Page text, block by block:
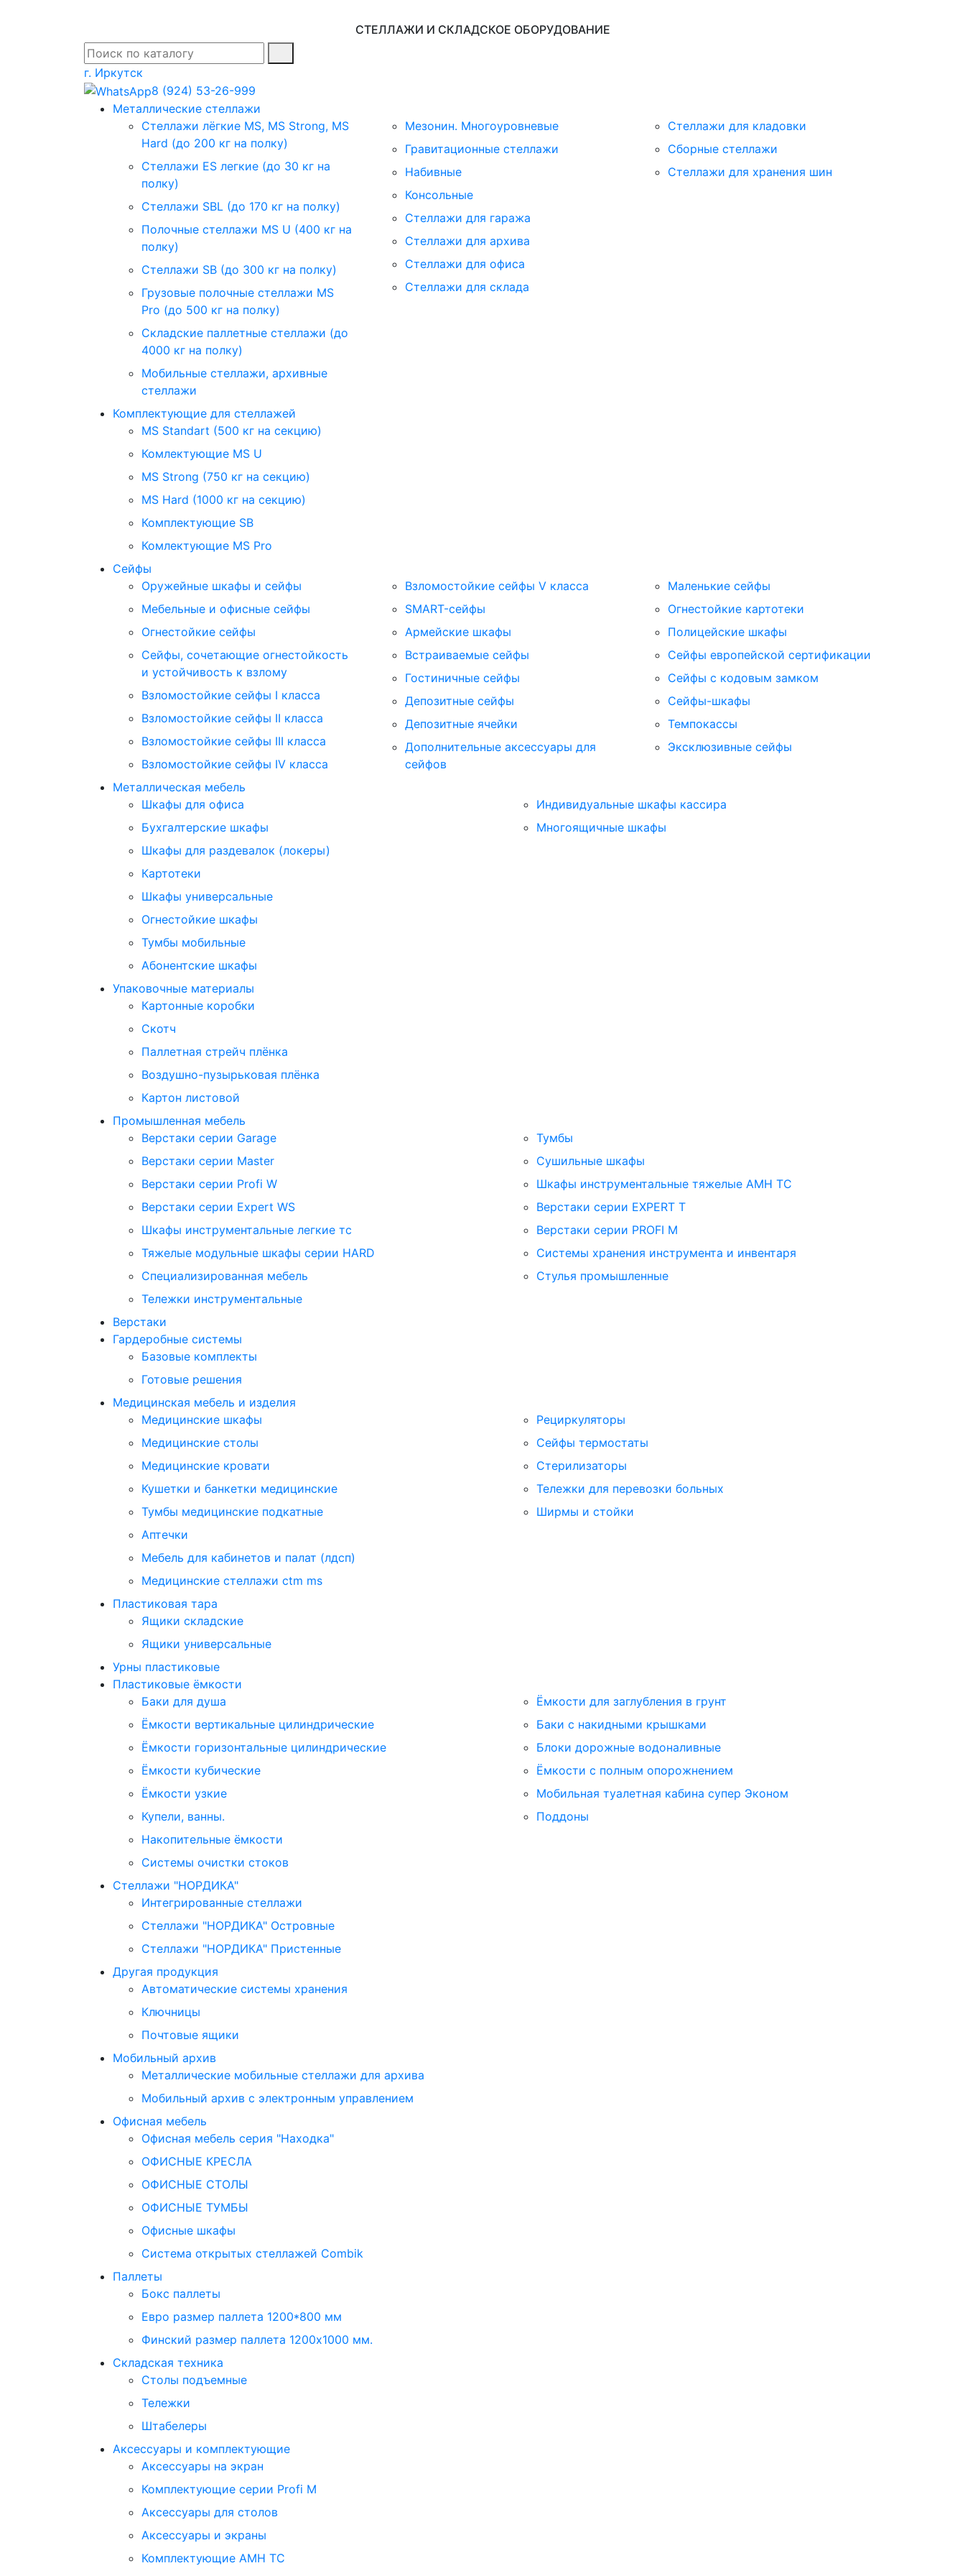
СТЕЛЛАЖИ И СКЛАДСКОЕ ОБОРУДОВАНИЕ
г. Иркутск
8 (924) 53-26-999
Металлические стеллажи
Стеллажи лёгкие MS, MS Strong, MS
Hard (до 200 кг на полку)
Стеллажи ES легкие (до 30 кг на
полку)
Стеллажи SBL (до 170 кг на полку)
Полочные стеллажи MS U (400 кг на
полку)
Стеллажи SB (до 300 кг на полку)
Грузовые полочные стеллажи MS
Pro (до 500 кг на полку)
Складские паллетные стеллажи (до
4000 кг на полку)
Мобильные стеллажи, архивные
стеллажи
Мезонин. Многоуровневые
Гравитационные стеллажи
Набивные
Консольные
Стеллажи для гаража
Стеллажи для архива
Стеллажи для офиса
Стеллажи для склада
Стеллажи для кладовки
Сборные стеллажи
Стеллажи для хранения шин
Комплектующие для стеллажей
MS Standart (500 кг на секцию)
Комлектующие MS U
MS Strong (750 кг на секцию)
MS Hard (1000 кг на секцию)
Комплектующие SB
Комлектующие MS Pro
Сейфы
Оружейные шкафы и сейфы
Мебельные и офисные сейфы
Огнестойкие сейфы
Сейфы, сочетающие огнестойкость
и устойчивость к взлому
Взломостойкие сейфы I класса
Взломостойкие сейфы II класса
Взломостойкие сейфы III класса
Взломостойкие сейфы IV класса
Взломостойкие сейфы V класса
SMART-сейфы
Армейские шкафы
Встраиваемые сейфы
Гостиничные сейфы
Депозитные сейфы
Депозитные ячейки
Дополнительные аксессуары для
сейфов
Маленькие сейфы
Огнестойкие картотеки
Полицейские шкафы
Сейфы европейской сертификации
Сейфы с кодовым замком
Сейфы-шкафы
Темпокассы
Эксклюзивные сейфы
Металлическая мебель
Шкафы для офиса
Бухгалтерские шкафы
Шкафы для раздевалок (локеры)
Картотеки
Шкафы универсальные
Огнестойкие шкафы
Тумбы мобильные
Абонентские шкафы
Индивидуальные шкафы кассира
Многоящичные шкафы
Упаковочные материалы
Картонные коробки
Скотч
Паллетная стрейч плёнка
Воздушно-пузырьковая плёнка
Картон листовой
Промышленная мебель
Верстаки серии Garage
Верстаки серии Master
Верстаки серии Profi W
Верстаки серии Expert WS
Шкафы инструментальные легкие тс
Тяжелые модульные шкафы серии HARD
Cпециализированная мебель
Тележки инструментальные
Тумбы
Cушильные шкафы
Шкафы инструментальные тяжелые AMH TC
Верстаки серии EXPERT T
Верстаки серии PROFI M
Системы хранения инструмента и инвентаря
Стулья промышленные
Верстаки
Гардеробные системы
Базовые комплекты
Готовые решения
Медицинская мебель и изделия
Медицинские шкафы
Медицинские столы
Медицинские кровати
Кушетки и банкетки медицинские
Тумбы медицинские подкатные
Аптечки
Мебель для кабинетов и палат (лдсп)
Медицинские стеллажи ctm ms
Рециркуляторы
Сейфы термостаты
Стерилизаторы
Тележки для перевозки больных
Ширмы и стойки
Пластиковая тара
Ящики складские
Ящики универсальные
Урны пластиковые
Пластиковые ёмкости
Баки для душа
Ёмкости вертикальные цилиндрические
Ёмкости горизонтальные цилиндрические
Ёмкости кубические
Ёмкости узкие
Купели, ванны.
Накопительные ёмкости
Системы очистки стоков
Ёмкости для заглубления в грунт
Баки с накидными крышками
Блоки дорожные водоналивные
Ёмкости с полным опорожнением
Мобильная туалетная кабина супер Эконом
Поддоны
Стеллажи "НОРДИКА"
Интегрированные стеллажи
Стеллажи "НОРДИКА" Островные
Стеллажи "НОРДИКА" Пристенные
Другая продукция
Автоматические системы хранения
Ключницы
Почтовые ящики
Мобильный архив
Металлические мобильные стеллажи для архива
Мобильный архив с электронным управлением
Офисная мебель
Офисная мебель серия "Находка"
ОФИСНЫЕ КРЕСЛА
ОФИСНЫЕ СТОЛЫ
ОФИСНЫЕ ТУМБЫ
Офисные шкафы
Система открытых стеллажей Combik
Паллеты
Бокс паллеты
Евро размер паллета 1200*800 мм
Финский размер паллета 1200х1000 мм.
Складская техника
Столы подъемные
Тележки
Штабелеры
Аксессуары и комплектующие
Аксессуары на экран
Комплектующие серии Profi M
Аксессуары для столов
Аксессуары и экраны
Комплектующие AMH TC